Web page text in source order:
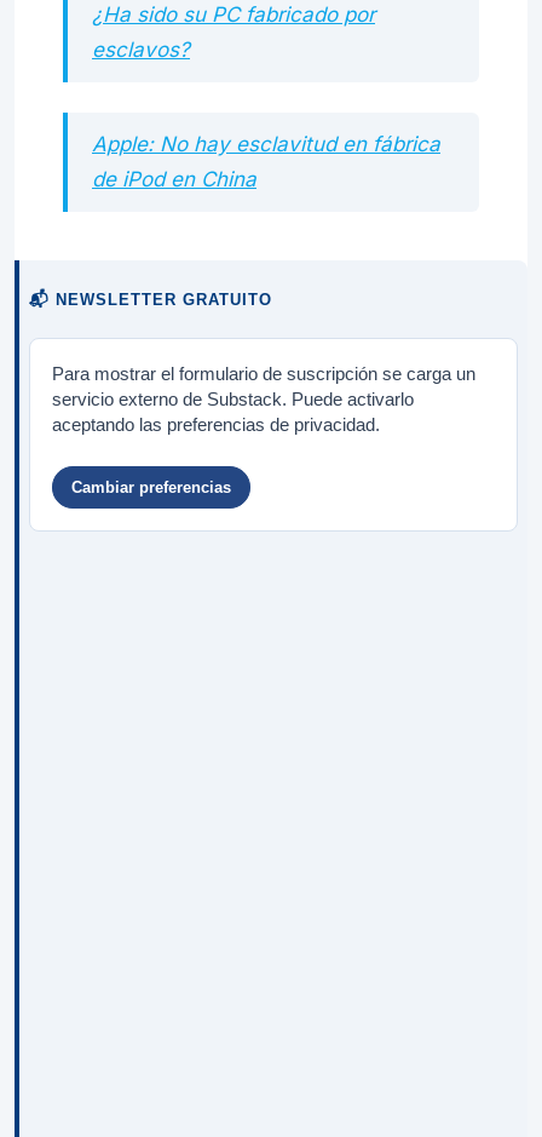
¿Ha sido su PC fabricado por
esclavos?
Apple: No hay esclavitud en fábrica
de iPod en China
📬 NEWSLETTER GRATUITO
Para mostrar el formulario de suscripción se carga un
servicio externo de Substack. Puede activarlo
aceptando las preferencias de privacidad.
Cambiar preferencias